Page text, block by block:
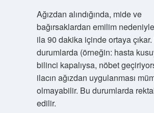
Ağızdan alındığında, mide ve
bağırsaklardan emilim
ila 90 dakika içinde ortaya çıkar.
durumlarda (örneğin: hasta
bilinci kapalıysa, nöbet
ilacın ağızdan uygulanması
olmayabilir. Bu durumlarda
edilir.